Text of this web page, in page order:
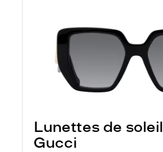
Lunettes de soleil
Gucci